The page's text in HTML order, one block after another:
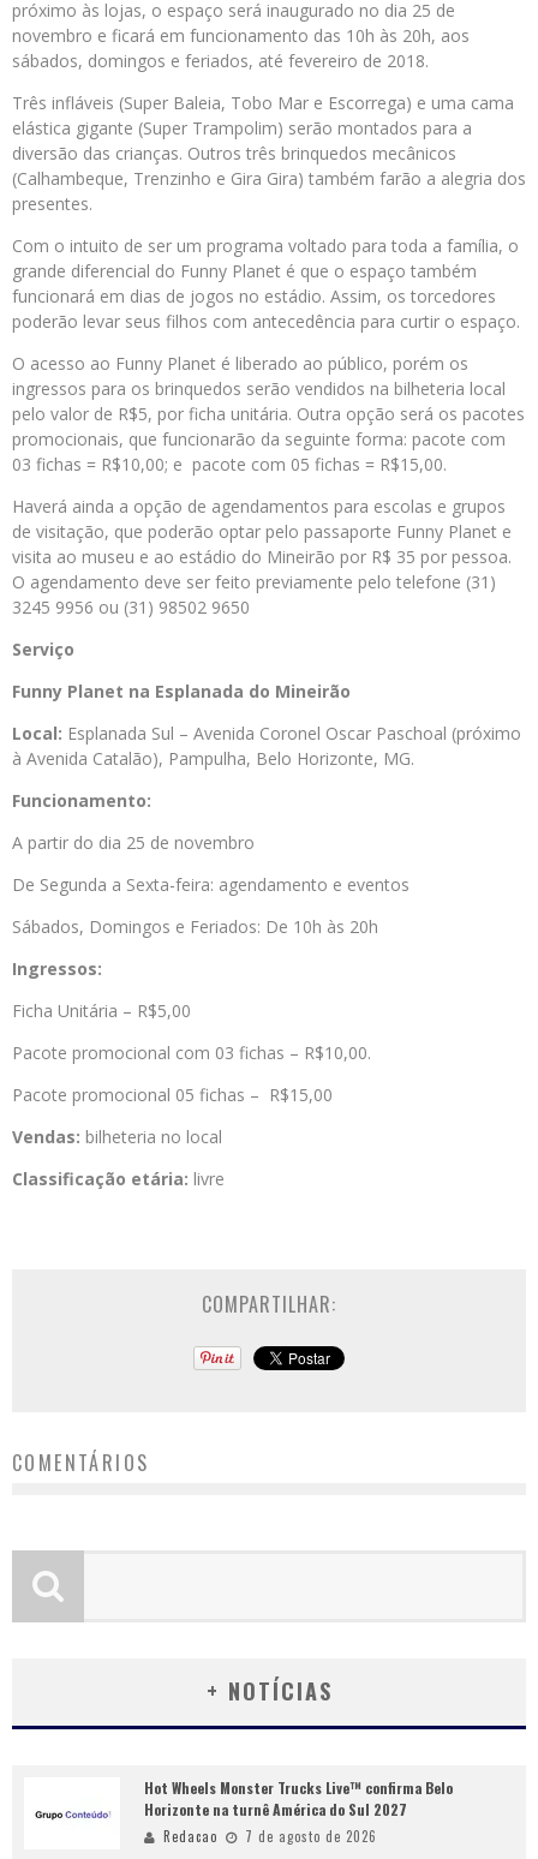
próximo às lojas, o espaço será inaugurado no dia 25 de
novembro e ficará em funcionamento das 10h às 20h, aos
sábados, domingos e feriados, até fevereiro de 2018.
Três infláveis (Super Baleia, Tobo Mar e Escorrega) e uma cama
elástica gigante (Super Trampolim) serão montados para a
diversão das crianças. Outros três brinquedos mecânicos
(Calhambeque, Trenzinho e Gira Gira) também farão a alegria dos
presentes.
Com o intuito de ser um programa voltado para toda a família, o
grande diferencial do Funny Planet é que o espaço também
funcionará em dias de jogos no estádio. Assim, os torcedores
poderão levar seus filhos com antecedência para curtir o espaço.
O acesso ao Funny Planet é liberado ao público, porém os
ingressos para os brinquedos serão vendidos na bilheteria local
pelo valor de R$5, por ficha unitária. Outra opção será os pacotes
promocionais, que funcionarão da seguinte forma: pacote com
03 fichas = R$10,00; e pacote com 05 fichas = R$15,00.
Haverá ainda a opção de agendamentos para escolas e grupos
de visitação, que poderão optar pelo passaporte Funny Planet e
visita ao museu e ao estádio do Mineirão por R$ 35 por pessoa.
O agendamento deve ser feito previamente pelo telefone (31)
3245 9956 ou (31) 98502 9650
Serviço
Funny Planet na Esplanada do Mineirão
Local: Esplanada Sul – Avenida Coronel Oscar Paschoal (próximo
à Avenida Catalão), Pampulha, Belo Horizonte, MG.
Funcionamento:
A partir do dia 25 de novembro
De Segunda a Sexta-feira: agendamento e eventos
Sábados, Domingos e Feriados: De 10h às 20h
Ingressos:
Ficha Unitária – R$5,00
Pacote promocional com 03 fichas – R$10,00.
Pacote promocional 05 fichas – R$15,00
Vendas: bilheteria no local
Classificação etária: livre
COMPARTILHAR:
COMENTÁRIOS
+ NOTÍCIAS
Hot Wheels Monster Trucks Live™ confirma Belo
Horizonte na turnê América do Sul 2027
Redacao 7 de agosto de 2026